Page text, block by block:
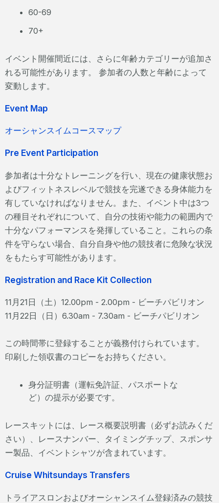
60-69
70+
イベント開催間近には、さらに年齢カテゴリーが追加さ
れる可能性があります。 参加者の人数と年齢によって
変動します。
Event Map
オーシャンスイムコースマップ
Pre Event Participation
参加者は十分なトレーニングを行い、現在の健康状態お
よびフィットネスレベルで競技を完遂できる身体能力を
有していなければなりません。また、イベント中は3つ
の種目それぞれについて、自分の技術や能力の範囲内で
十分なパフォーマンスを発揮していること。これらの条
件を守らない場合、自分自身や他の競技者に危険な状況
をもたらす可能性があります。
Registration and Race Kit Collection
11月21日（土）12.00pm - 2.00pm - ビーチパビリオン
11月22日（日）6.30am - 7.30am - ビーチパビリオン
この時間帯に登録することが義務付けられています。
印刷した領収書のコピーをお持ちください。
身分証明書（運転免許証、パスポートな
ど）の提示が必要です。
レースキットには、レース概要説明書（必ずお読みくだ
さい）、レースナンバー、タイミングチップ、スポンサ
ー製品、イベントシャツが含まれています。
Cruise Whitsundays Transfers
トライアスロンおよびオーシャンスイム登録済みの競技